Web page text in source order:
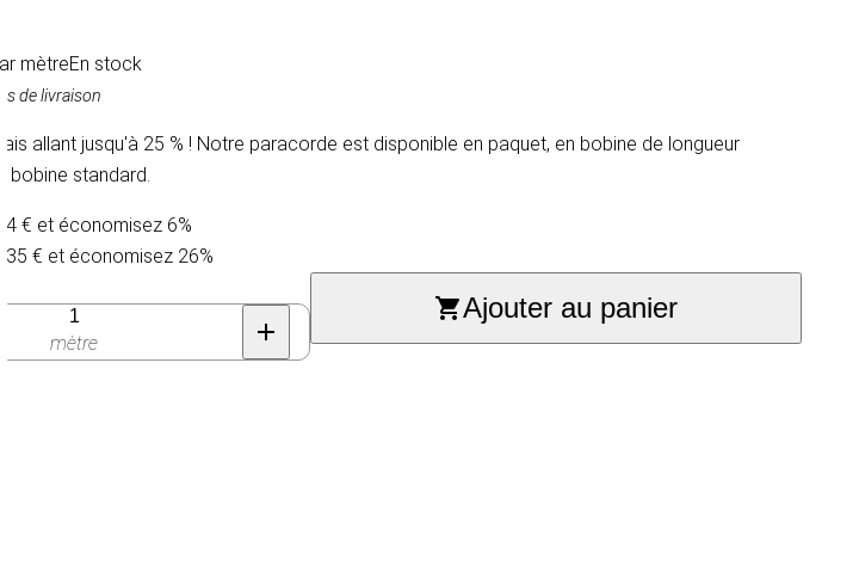
mètreEn stock
de livraison
allant jusqu'à 25 % ! Notre paracorde est disponible en paquet, en bobine de longueur
bobine standard.
€ et économisez 6%
€ et économisez 26%
mètre
Ajouter au panier